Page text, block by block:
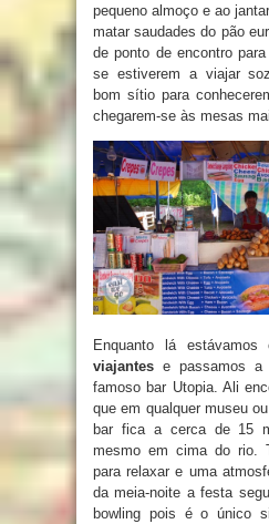
pequeno almoço e ao
matar saudades do pão
de ponto de encontro
se estiverem a viajar
bom sítio para
chegarem-se às mesas
Enquanto lá estávamos
viajantes e passamos
famoso bar Utopia. Ali
que em qualquer museu
bar fica a cerca de 15
mesmo em cima do rio.
para relaxar e uma
da meia-noite a festa
bowling pois é o único